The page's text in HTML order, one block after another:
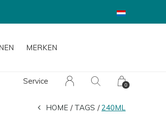
MERKEN
Service 0
BINNEN 1-3
HOME TAGS 240ML